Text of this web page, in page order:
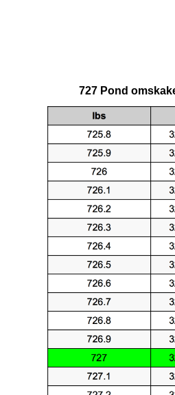
727 Pond